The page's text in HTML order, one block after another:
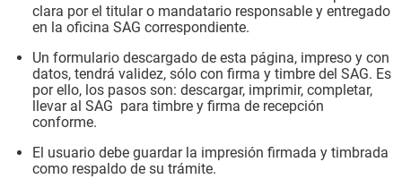
clara por el titular o mandatario responsable y entregado
en la oficina SAG correspondiente.
Un formulario descargado de esta página, impreso y con
datos, tendrá validez, sólo con ﬁrma y timbre del SAG. Es
por ello, los pasos son: descargar, imprimir, completar,
llevar al SAG para timbre y firma de recepción
conforme.
El usuario debe guardar la impresión firmada y timbrada
como respaldo de su trámite.